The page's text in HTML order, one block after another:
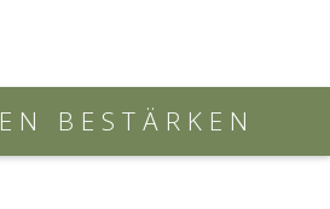
BESTÄRKEN